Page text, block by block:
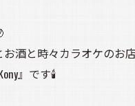
お酒と時々カラオケのお
』です🕯️